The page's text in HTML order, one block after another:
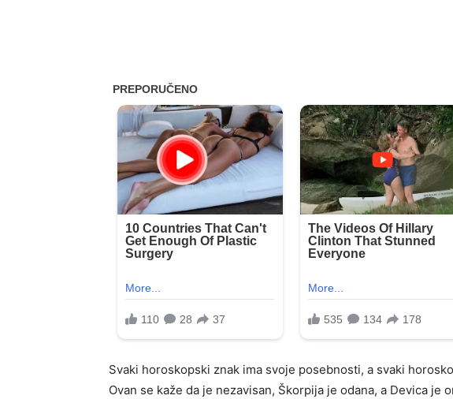
Svaki horoskopski znak ima svoje posebnosti, a svaki
Ovan se kaže da je nezavisan, Škorpija je odana, a Devica je